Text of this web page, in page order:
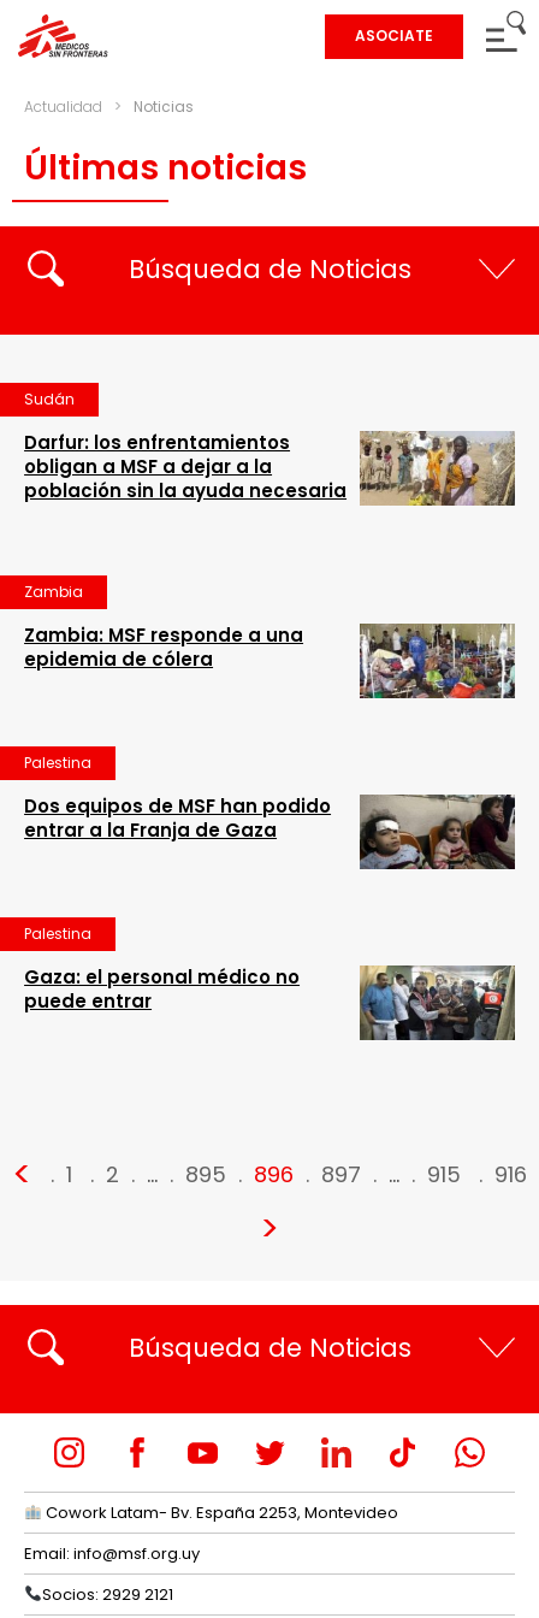
ASOCIATE
Actualidad > Noticias
Últimas noticias
Búsqueda de Noticias
Sudán
Darfur: los enfrentamientos
obligan a MSF a dejar a la
población sin la ayuda necesaria
Zambia
Zambia: MSF responde a una
epidemia de cólera
Palestina
Dos equipos de MSF han podido
entrar a la Franja de Gaza
Palestina
Gaza: el personal médico no
puede entrar
< 1 2 … 895 896 897 … 915 916
>
Búsqueda de Noticias
Cowork Latam- Bv. España 2253, Montevideo
Email: info@msf.org.uy
Socios: 2929 2121